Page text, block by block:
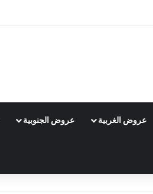
عروض الغربية عروض الجنوبية